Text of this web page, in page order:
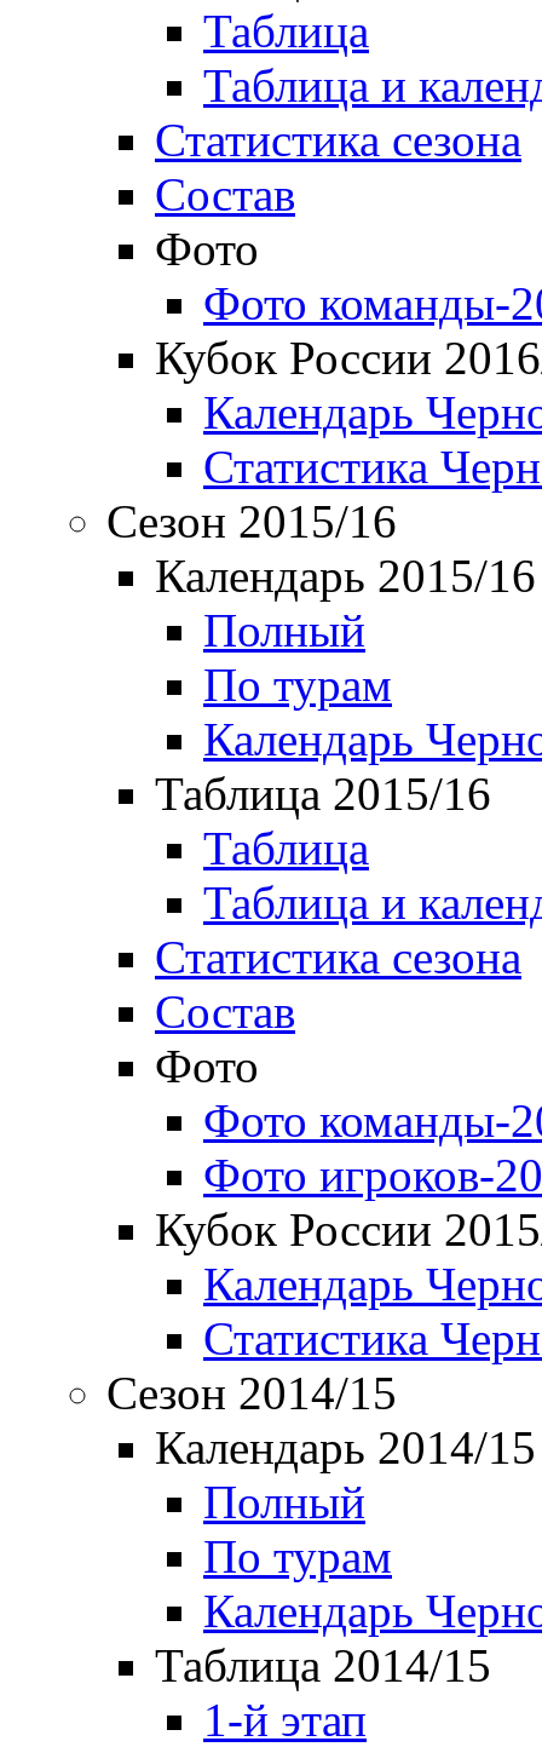
Таблица
Таблица и
Статистика сезона
Состав
Фото
Фото команды-
Кубок России
Календарь
Статистика
Сезон 2015/16
Календарь 2015/16
Полный
По турам
Календарь
Таблица 2015/16
Таблица
Таблица и
Статистика сезона
Состав
Фото
Фото команды-
Фото игроков-
Кубок России
Календарь
Статистика
Сезон 2014/15
Календарь 2014/15
Полный
По турам
Календарь
Таблица 2014/15
1-й этап